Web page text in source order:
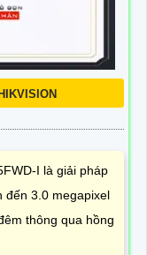
I là giải pháp
đến 3.0 megapixel
thông qua hồng